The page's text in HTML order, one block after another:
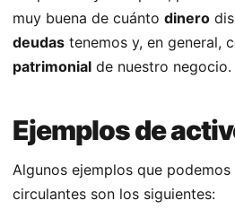
muy buena de cuánto dinero
deudas tenemos y, en general,
patrimonial de nuestro negocio.
Ejemplos de
Algunos ejemplos que
circulantes son los siguientes: